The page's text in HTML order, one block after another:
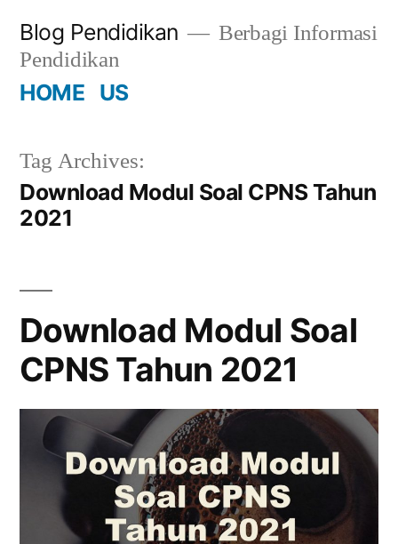
content
Blog Pendidikan
Berbagi Informasi
Pendidikan
HOME US
Tag Archives:
Download Modul Soal CPNS Tahun
2021
Download Modul Soal
CPNS Tahun 2021